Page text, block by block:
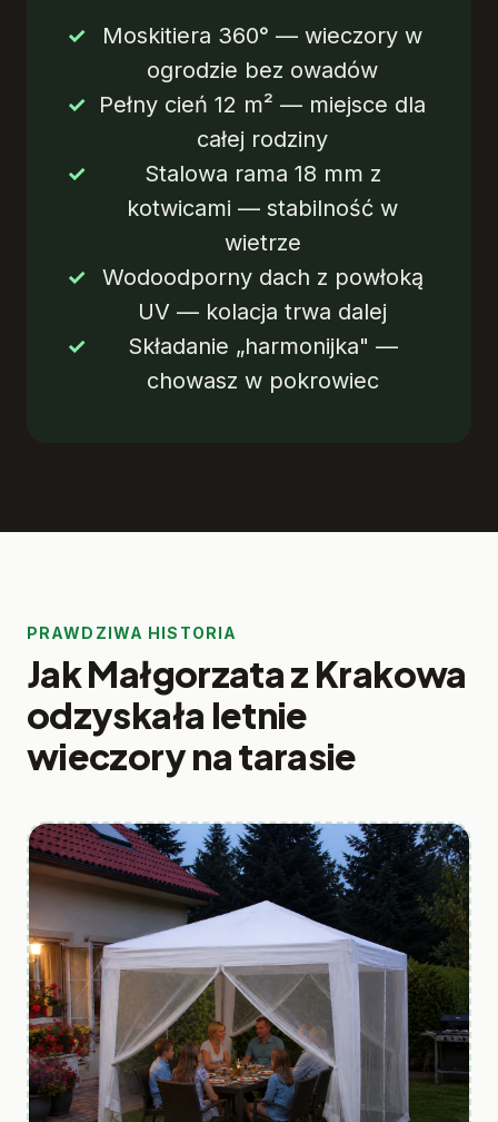
Moskitiera 360° — wieczory w
ogrodzie bez owadów
Pełny cień 12 m² — miejsce dla
całej rodziny
Stalowa rama 18 mm z
kotwicami — stabilność w
wietrze
Wodoodporny dach z powłoką
UV — kolacja trwa dalej
Składanie „harmonijka" —
chowasz w pokrowiec
PRAWDZIWA HISTORIA
Jak Małgorzata z Krakowa
odzyskała letnie
wieczory na tarasie